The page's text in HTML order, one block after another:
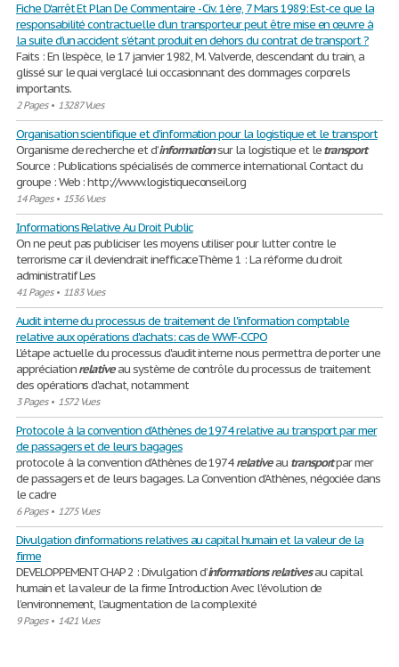
Fiche D'arrêt Et Plan De Commentaire - Civ. 1ère, 7 Mars 1989: Est-ce que la
responsabilité contractuelle d’un transporteur peut être mise en œuvre à
la suite d’un accident s’étant produit en dehors du contrat de transport ?
Faits : En l’espèce, le 17 janvier 1982, M. Valverde, descendant du train, a
glissé sur le quai verglacé lui occasionnant des dommages corporels
importants.
2 Pages• 13287 Vues
Organisation scientifique et d'information pour la logistique et le transport
Organisme de recherche et d’informationsur la logistique et letransport
Source : Publications spécialisés de commerce international Contact du
groupe : Web : http://www.logistiqueconseil.org
14 Pages• 1536 Vues
Informations Relative Au Droit Public
On ne peut pas publiciser les moyens utiliser pour lutter contre le
terrorisme car il deviendrait inefficaceThème 1 : La réforme du droit
administratif Les
41 Pages• 1183 Vues
Audit interne du processus de traitement de l'information comptable
relative aux opérations d'achats: cas de WWF-CCPO
L'étape actuelle du processus d'audit interne nous permettra de porter une
appréciationrelativeau système de contrôle du processus de traitement
des opérations d'achat, notamment
3 Pages• 1572 Vues
Protocole à la convention d’Athènes de 1974 relative au transport par mer
de passagers et de leurs bagages
protocole à la convention d’Athènes de 1974relativeautransportpar mer
de passagers et de leurs bagages. La Convention d’Athènes, négociée dans
le cadre
6 Pages• 1275 Vues
Divulgation d’informations relatives au capital humain et la valeur de la
firme
DEVELOPPEMENT CHAP 2 : Divulgation d’informations relativesau capital
humain et la valeur de la firme Introduction Avec l’évolution de
l’environnement, l’augmentation de la complexité
9 Pages• 1421 Vues